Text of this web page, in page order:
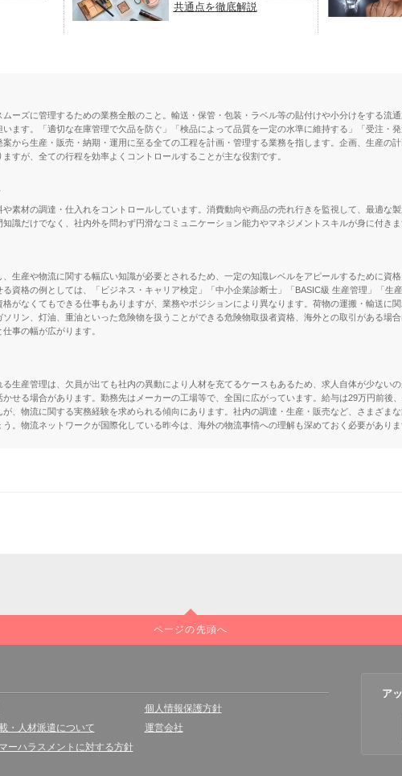
共通点を徹底解説
ーズに管理するための業務全般のこと。輸送・保管・包装・ラベル等の貼付けや小分けをする流
ます。「適切な在庫管理で欠品を防ぐ」「検品によって品質を一定の水準に維持する」「受注・
から生産・販売・納期・運用に至る全ての工程を計画・管理する業務を指します。企画、生産の
すが、全ての行程を効率よくコントロールすることが主な役割です。
素材の調達・仕入れをコントロールしています。消費動向や商品の売れ行きを監視して、最適な
識だけでなく、社内外を問わず円滑なコミュニケーション能力やマネジメントスキルが身に付きま
生産や物流に関する幅広い知識が必要とされるため、一定の知識レベルをアピールするために資
資格の例としては、「ビジネス・キャリア検定」「中小企業診断士」「BASIC級 生産管理」「生
がなくてもできる仕事もありますが、業務やポジションにより異なります。荷物の運搬・輸送に
リン、灯油、重油といった危険物を扱うことができる危険物取扱者資格、海外との取引がある場
事の幅が広がります。
生産管理は、欠員が出ても社内の異動により人材を充てるケースもあるため、求人自体が少ない
せる場合があります。勤務先はメーカーの工場等で、全国に広がっています。給与は29万円前後
、物流に関する実務経験を求められる傾向にあります。社内の調達・生産・販売など、さまざま
。物流ネットワークが国際化している昨今は、海外の物流事情への理解も深めておく必要がありま
ページの先頭へ
ア
個人情報保護方針
・人材派遣について
運営会社
ーハラスメントに対する方針